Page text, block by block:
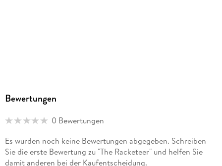
Bewertungen
0 Bewertungen
Es wurden noch keine Bewertungen abgegeben. Schreiben
Sie die erste Bewertung zu "The Racketeer" und helfen Sie
damit anderen bei der Kaufentscheidung.